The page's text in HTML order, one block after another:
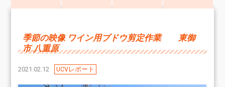
季節の映像 ワイン用ブドウ剪定作業 東御
市 八重原
2021.02.12 UCVレポート